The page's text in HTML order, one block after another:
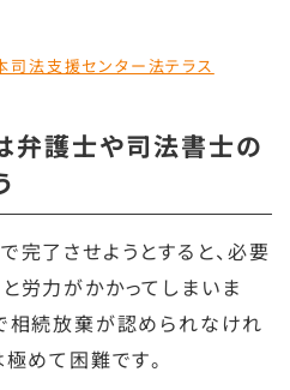
法支援センター法テラス
弁護士や司法書士の
了させようとすると、必要
労力がかかってしまいま
相続放棄が認められなけれ
めて困難です。